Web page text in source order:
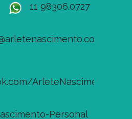
11 98306.0727
ArleteNascimento
Personal